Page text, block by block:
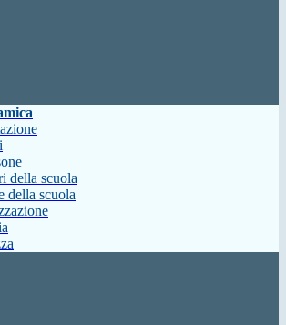
della scuola
della scuola